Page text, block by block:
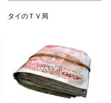
タイのＴＶ局